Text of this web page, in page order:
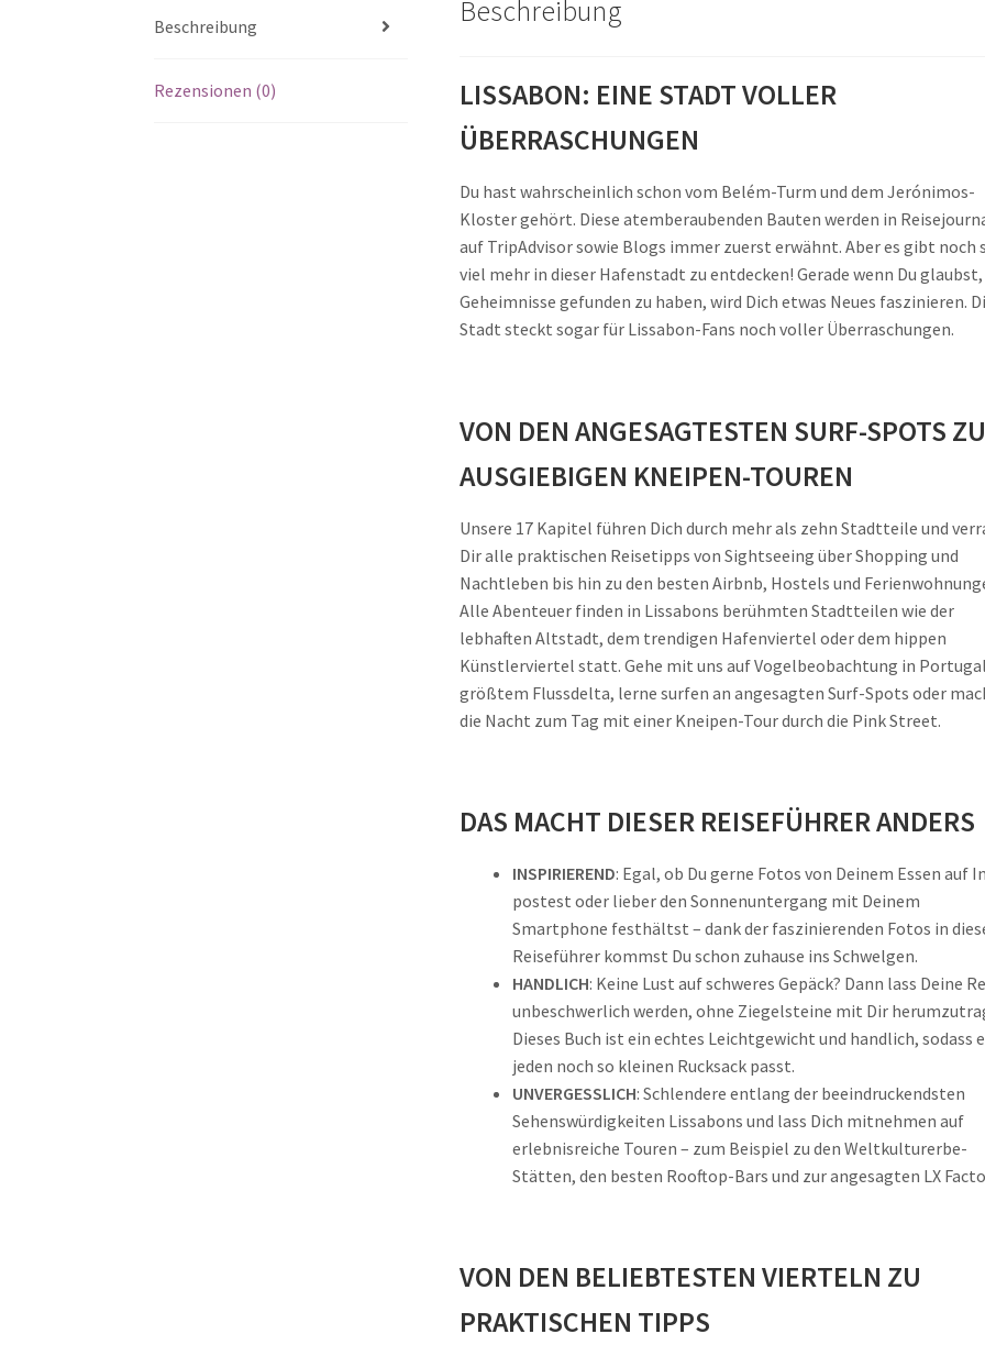
Beschreibung
Rezensionen (0)
Beschreibung
LISSABON: EINE STADT VOLLER
ÜBERRASCHUNGEN
Du hast wahrscheinlich schon vom Belém-Turm und dem Jerónimos-
Kloster gehört. Diese atemberaubenden Bauten werden in
auf TripAdvisor sowie Blogs immer zuerst erwähnt. Aber es gibt noch
viel mehr in dieser Hafenstadt zu entdecken! Gerade wenn Du
Geheimnisse gefunden zu haben, wird Dich etwas Neues faszinieren.
Stadt steckt sogar für Lissabon-Fans noch voller Überraschungen.
VON DEN ANGESAGTESTEN SURF-SPOTS ZU
AUSGIEBIGEN KNEIPEN-TOUREN
Unsere 17 Kapitel führen Dich durch mehr als zehn Stadtteile und
Dir alle praktischen Reisetipps von Sightseeing über Shopping und
Nachtleben bis hin zu den besten Airbnb, Hostels und
Alle Abenteuer finden in Lissabons berühmten Stadtteilen wie der
lebhaften Altstadt, dem trendigen Hafenviertel oder dem hippen
Künstlerviertel statt. Gehe mit uns auf Vogelbeobachtung in
größtem Flussdelta, lerne surfen an angesagten Surf-Spots oder
die Nacht zum Tag mit einer Kneipen-Tour durch die Pink Street.
DAS MACHT DIESER REISEFÜHRER ANDERS
INSPIRIEREND: Egal, ob Du gerne Fotos von Deinem Essen auf
postest oder lieber den Sonnenuntergang mit Deinem
Smartphone festhältst – dank der faszinierenden Fotos in
Reiseführer kommst Du schon zuhause ins Schwelgen.
HANDLICH: Keine Lust auf schweres Gepäck? Dann lass Deine
unbeschwerlich werden, ohne Ziegelsteine mit Dir
Dieses Buch ist ein echtes Leichtgewicht und handlich, sodass
jeden noch so kleinen Rucksack passt.
UNVERGESSLICH: Schlendere entlang der beeindruckendsten
Sehenswürdigkeiten Lissabons und lass Dich mitnehmen auf
erlebnisreiche Touren – zum Beispiel zu den Weltkulturerbe-
Stätten, den besten Rooftop-Bars und zur angesagten LX
VON DEN BELIEBTESTEN VIERTELN ZU
PRAKTISCHEN TIPPS